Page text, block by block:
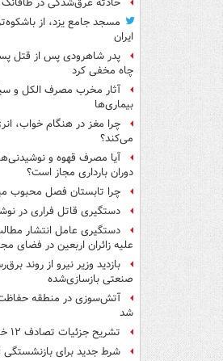
حادثه غرق‌شدگی در طاقانک ۲ قربانی گرفت
مسجد جامع یزد، از
ایران
پدر شاهرودی پس از قتل
چاه مخفی کرد
آثار مخرب مصرف الکل و
بیماری‌ها
چرا مغز در هنگام خواب،
می‌کند؟
آیا مصرف قهوه و
دوران بارداری مجاز است؟
چرا تابستان فصل محبوب
دستگیری قاتل فراری در
دستگیری عامل انتشار
علیه زائران اربعین در فضای
بازدید وزیر نیرو از روند
صنعتی بازسازی‌شده
آتش‌سوزی در منطقه
شد
تشریح جزئیات تصادف ۱۲ خودرو با ۱۹ مصدوم
شرط جدید برای بازنشستگی